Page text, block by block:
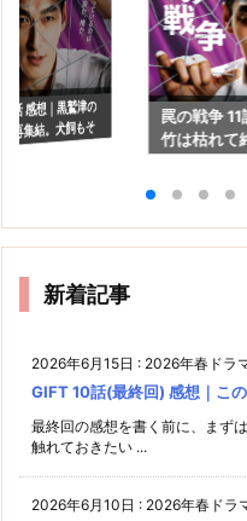
話 感想｜黒鷲津の
再集結。犬飼もそ
罠の戦争 11
竹は枯れて
新着記事
2026年6月15日 : 2026年春ドラ
GIFT 10話(最終回) 感想｜こ
最終回の感想を書く前に、まず
触れておきたい ...
2026年6月10日 : 2026年春ドラ